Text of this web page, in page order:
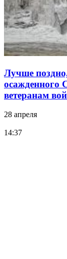
Лучше
осажденного
ветеранам
28 апреля
14:37